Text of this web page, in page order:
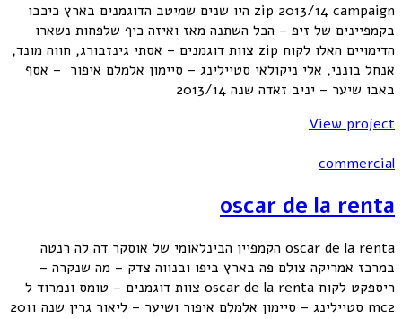
zip 2013/14 campaign היו שנים שמיטב הדוגמנים בארץ כיכבו
בקמפיינים של זיפ – הכל השתנה מאז ואיזה כיף שלפחות נשארו
הדימויים האלו לקוח zip צוות דוגמנים – אסתי גינזבורג, חווה מונד,
אנחל בונני, אלי ניקולאי סטיילינג – סיימון אלמלם איפור – אסף
באבו שיער – יניב זאדה שנה 2013/14
View project
commercial
oscar de la renta
oscar de la renta הקמפיין הבינלאומי של אוסקר דה לה רנטה
במרכז אמריקה צולם פה בארץ ביפו ובנווה צדק – מה שנקרה –
ריספקט לקוח oscar de la renta צוות דוגמנים – טומס ונמרוד ל
mc2 סטיילינג – סיימון אלמלם איפור ושיער – ליאור גרין שנה 2011